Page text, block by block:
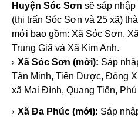
Huyện Sóc Sơn sẽ sáp
(thị trấn Sóc Sơn và 25 xã)
mới bao gồm: Xã Sóc Sơn,
Trung Giã và Xã Kim Anh.
Xã Sóc Sơn (mới): Sáp
Tân Minh, Tiên Dược, Đông
xã Mai Đình, Quang Tiến, Phú
Xã Đa Phúc (mới): Sáp